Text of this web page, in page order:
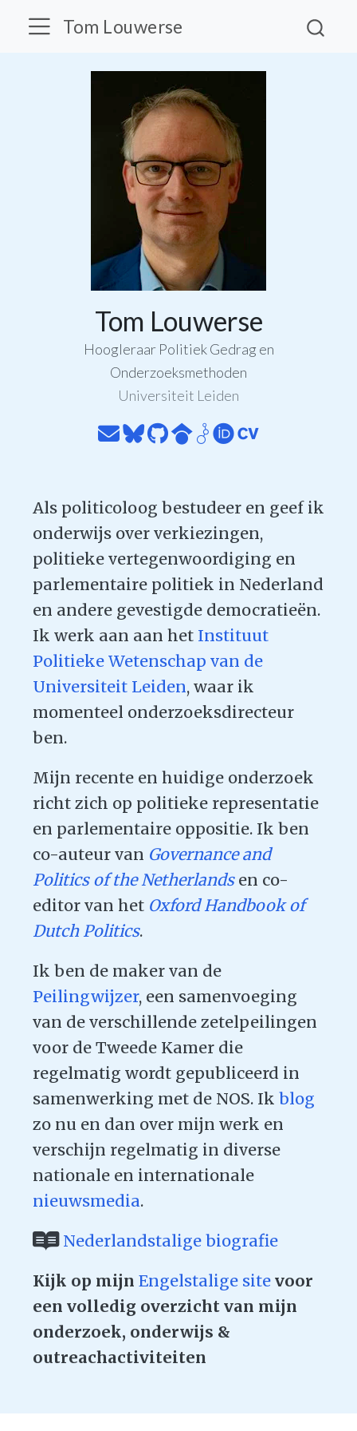
Tom Louwerse
Tom Louwerse
Hoogleraar Politiek Gedrag en
Onderzoeksmethoden
Universiteit Leiden
Als politicoloog bestudeer en geef ik
onderwijs over verkiezingen,
politieke vertegenwoordiging en
parlementaire politiek in Nederland
en andere gevestigde democratieën.
Ik werk aan aan het Instituut
Politieke Wetenschap van de
Universiteit Leiden, waar ik
momenteel onderzoeksdirecteur
ben.
Mijn recente en huidige onderzoek
richt zich op politieke representatie
en parlementaire oppositie. Ik ben
co-auteur van Governance and
Politics of the Netherlandsen co-
editor van het Oxford Handbook of
Dutch Politics.
Ik ben de maker van de
Peilingwijzer, een samenvoeging
van de verschillende zetelpeilingen
voor de Tweede Kamer die
regelmatig wordt gepubliceerd in
samenwerking met de NOS. Ik blog
zo nu en dan over mijn werk en
verschijn regelmatig in diverse
nationale en internationale
nieuwsmedia.
Nederlandstalige biografie
Kijk op mijn Engelstalige sitevoor
een volledig overzicht van mijn
onderzoek, onderwijs &
outreachactiviteiten